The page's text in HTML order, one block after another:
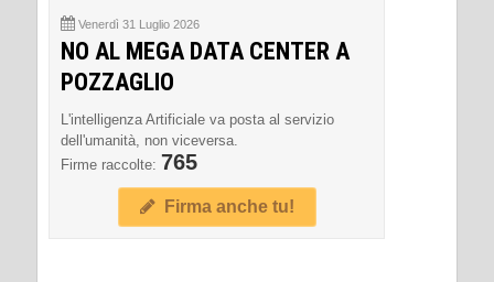
Venerdì 31 Luglio 2026
NO AL MEGA DATA CENTER A
POZZAGLIO
L'intelligenza Artificiale va posta al servizio
dell'umanità, non viceversa.
Firme raccolte: 765
Firma anche tu!